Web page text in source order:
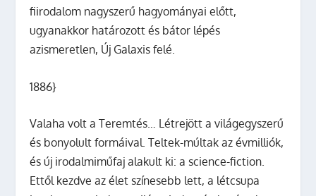
fiirodalom nagyszerű hagyományai előtt,
ugyanakkor határozott és bátor lépés
azismeretlen, Új Galaxis felé.
1886}
Valaha volt a Teremtés… Létrejött a világegyszerű
és bonyolult formáival. Teltek-múltak az évmilliók,
és új irodalmiműfaj alakult ki: a science-fiction.
Ettől kezdve az élet színesebb lett, a létcsupa